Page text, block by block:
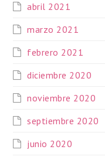
abril 2021
marzo 2021
febrero 2021
diciembre 2020
noviembre 2020
septiembre 2020
junio 2020